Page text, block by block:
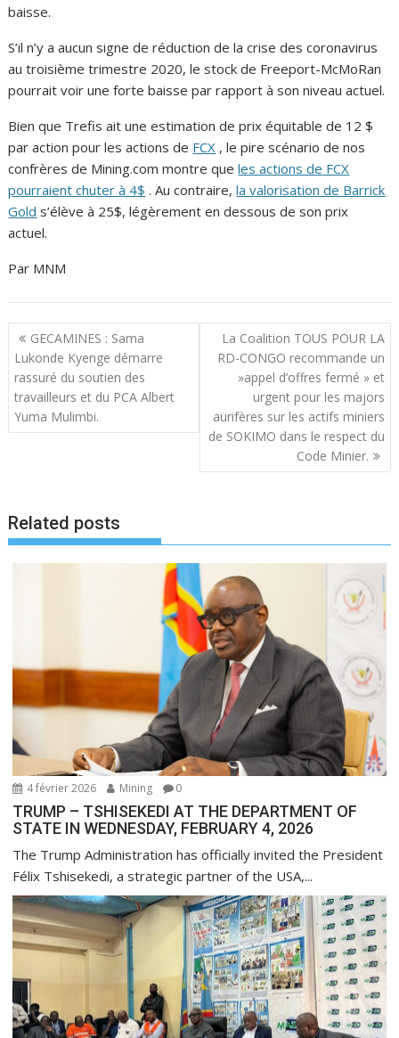
baisse.
S’il n’y a aucun signe de réduction de la crise des coronavirus
au troisième trimestre 2020, le stock de Freeport-McMoRan
pourrait voir une forte baisse par rapport à son niveau actuel.
Bien que Trefis ait une estimation de prix équitable de 12 $
par action pour les actions de FCX , le pire scénario de nos
confrères de Mining.com montre queles actions de FCX
pourraient chuter à 4$ . Au contraire,la valorisation de Barrick
Gold s’élève à 25$, légèrement en dessous de son prix
actuel.
Par MNM
N
a
v
g
o
n
d
a
t
i
c
l
e
GECAMINES : Sama
Lukonde Kyenge démarre
rassuré du soutien des
travailleurs et du PCA Albert
Yuma Mulimbi.
La Coalition TOUS POUR LA
RD-CONGO recommande un
»appel d’offres fermé » et
urgent pour les majors
aurifères sur les actifs miniers
de SOKIMO dans le respect du
Code Minier.
Related posts
4 février 2026 Mining 0
TRUMP – TSHISEKEDI AT THE DEPARTMENT OF
STATE IN WEDNESDAY, FEBRUARY 4, 2026
The Trump Administration has officially invited the President
Félix Tshisekedi, a strategic partner of the USA,...